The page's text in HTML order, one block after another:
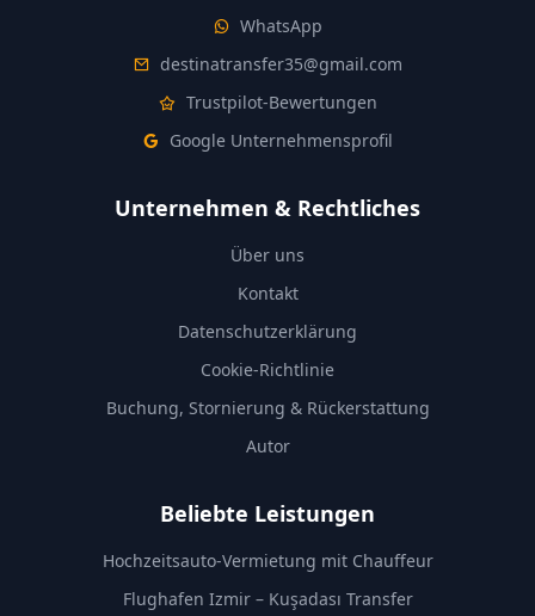
WhatsApp
destinatransfer35@gmail.com
Trustpilot-Bewertungen
Google Unternehmensprofil
Unternehmen & Rechtliches
Über uns
Kontakt
Datenschutzerklärung
Cookie-Richtlinie
Buchung, Stornierung & Rückerstattung
Autor
Beliebte Leistungen
Hochzeitsauto-Vermietung mit Chauffeur
Flughafen Izmir – Kuşadası Transfer